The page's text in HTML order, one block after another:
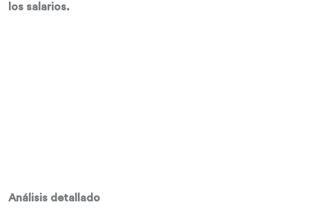
los salarios.
Análisis detallado